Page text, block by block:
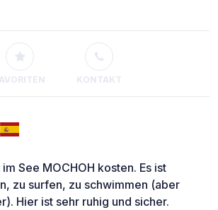
KONTAKT
See MOCHOH kosten. Es ist
zu surfen, zu schwimmen (aber
Hier ist sehr ruhig und sicher.